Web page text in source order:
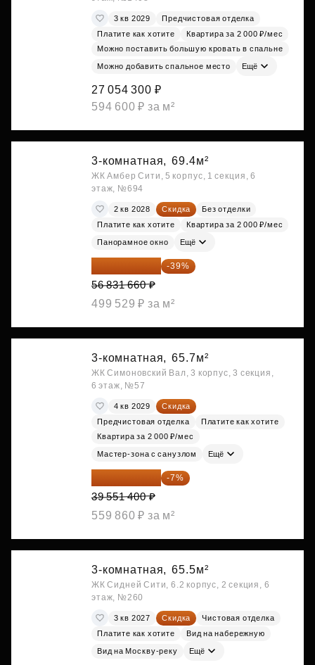
3 кв 2029
Предчистовая отделка
Платите как хотите
Квартира за 2 000 ₽/мес
Можно поставить большую кровать в спальне
Можно добавить спальное место Ещё
27 054 300 ₽
594 600 ₽ за м²
3-комнатная, 69.4м²
ЖК Амбер Сити, 5 корпус, 1 секция, 6
этаж, №694
2 кв 2028 Скидка
Без отделки
Платите как хотите
Квартира за 2 000 ₽/мес
Панорамное окно Ещё
34 667 313 ₽ -39%
56 831 660 ₽
499 529 ₽ за м²
3-комнатная, 65.7м²
ЖК Симоновский Вал, 3 корпус, 3 секция,
6 этаж, №57
4 кв 2029
Скидка
Предчистовая отделка
Платите как хотите
Квартира за 2 000 ₽/мес
Мастер-зона с санузлом Ещё
36 782 802 ₽ -7%
39 551 400 ₽
559 860 ₽ за м²
3-комнатная, 65.5м²
ЖК Сидней Сити, 6.2 корпус, 2 секция, 6
этаж, №260
3 кв 2027 Скидка
Чистовая отделка
Платите как хотите
Вид на набережную
Вид на Москву-реку Ещё